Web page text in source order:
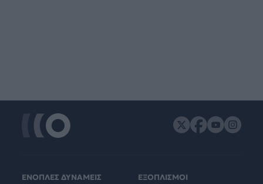
ΕΝΟΠΛΕΣ ΔΥΝΑΜΕΙΣ
ΕΞΟΠΛΙΣΜΟΙ